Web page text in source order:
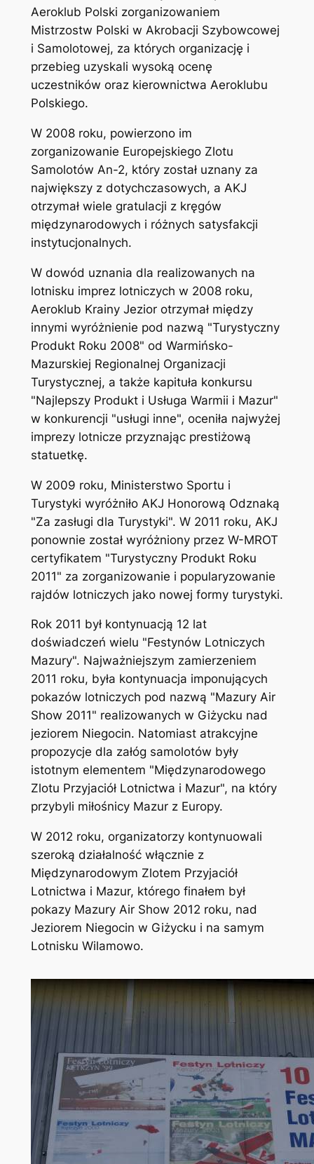
Aeroklub Polski zorganizowaniem
Mistrzostw Polski w Akrobacji Szybowcowej
i Samolotowej, za których organizację i
przebieg uzyskali wysoką ocenę
uczestników oraz kierownictwa Aeroklubu
Polskiego.
W 2008 roku, powierzono im
zorganizowanie Europejskiego Zlotu
Samolotów An-2, który został uznany za
największy z dotychczasowych, a AKJ
otrzymał wiele gratulacji z kręgów
międzynarodowych i różnych satysfakcji
instytucjonalnych.
W dowód uznania dla realizowanych na
lotnisku imprez lotniczych w 2008 roku,
Aeroklub Krainy Jezior otrzymał między
innymi wyróżnienie pod nazwą "Turystyczny
Produkt Roku 2008" od Warmińsko-
Mazurskiej Regionalnej Organizacji
Turystycznej, a także kapituła konkursu
"Najlepszy Produkt i Usługa Warmii i Mazur"
w konkurencji "usługi inne", oceniła najwyżej
imprezy lotnicze przyznając prestiżową
statuetkę.
W 2009 roku, Ministerstwo Sportu i
Turystyki wyróżniło AKJ Honorową Odznaką
"Za zasługi dla Turystyki". W 2011 roku, AKJ
ponownie został wyróżniony przez W-MROT
certyfikatem "Turystyczny Produkt Roku
2011" za zorganizowanie i popularyzowanie
rajdów lotniczych jako nowej formy turystyki.
Rok 2011 był kontynuacją 12 lat
doświadczeń wielu "Festynów Lotniczych
Mazury". Najważniejszym zamierzeniem
2011 roku, była kontynuacja imponujących
pokazów lotniczych pod nazwą "Mazury Air
Show 2011" realizowanych w Giżycku nad
jeziorem Niegocin. Natomiast atrakcyjne
propozycje dla załóg samolotów były
istotnym elementem "Międzynarodowego
Zlotu Przyjaciół Lotnictwa i Mazur", na który
przybyli miłośnicy Mazur z Europy.
W 2012 roku, organizatorzy kontynuowali
szeroką działalność włącznie z
Międzynarodowym Zlotem Przyjaciół
Lotnictwa i Mazur, którego finałem był
pokazy Mazury Air Show 2012 roku, nad
Jeziorem Niegocin w Giżycku i na samym
Lotnisku Wilamowo.